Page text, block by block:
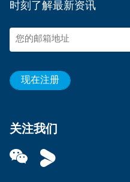
SCHUNK – 检举系统
年轻的专业人员
见习生
时刻了解最新资讯
现在注册
关注我们